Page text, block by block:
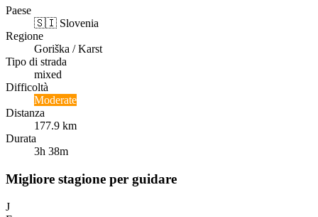
Paese
🇸🇮 Slovenia
Regione
Goriška / Karst
Tipo di strada
mixed
Difficoltà
Moderate
Distanza
177.9 km
Durata
3h 38m
Migliore stagione per guidare
J